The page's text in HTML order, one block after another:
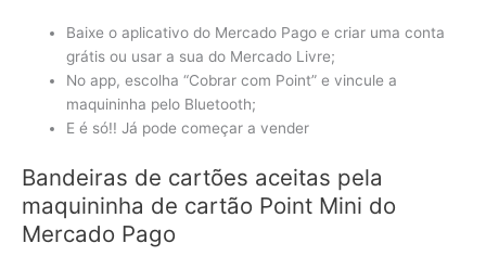
Baixe o aplicativo do Mercado Pago e criar uma conta
grátis ou usar a sua do Mercado Livre;
No app, escolha “Cobrar com Point” e vincule a
maquininha pelo Bluetooth;
E é só!! Já pode começar a vender
Bandeiras de cartões aceitas pela
maquininha de cartão Point Mini do
Mercado Pago